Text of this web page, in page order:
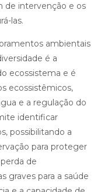
de intervenção e os
las.
ambientais
é a
ecossistema e é
ecossistêmicos,
e a regulação do
identificar
possibilitando a
para proteger
de
graves para a saúde